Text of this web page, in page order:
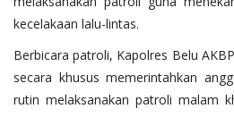
kecelakaan lalu-lintas.
Berbicara patroli, Kapolres Belu
secara khusus memerintahkan
rutin melaksanakan patroli malam